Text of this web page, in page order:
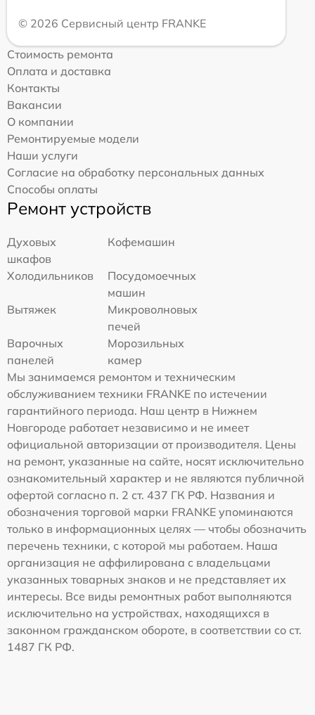
© 2026 Сервисный центр FRANKE
Стоимость ремонта
Оплата и доставка
Контакты
Вакансии
О компании
Ремонтируемые модели
Наши услуги
Согласие на обработку персональных данных
Способы оплаты
Ремонт устройств
Духовых
шкафов
Кофемашин
Холодильников
Посудомоечных
машин
Вытяжек
Микроволновых
печей
Варочных
панелей
Морозильных
камер
Мы занимаемся ремонтом и техническим
обслуживанием техники FRANKE по истечении
гарантийного периода. Наш центр в Нижнем
Новгороде работает независимо и не имеет
официальной авторизации от производителя. Цены
на ремонт, указанные на сайте, носят исключительно
ознакомительный характер и не являются публичной
офертой согласно п. 2 ст. 437 ГК РФ. Названия и
обозначения торговой марки FRANKE упоминаются
только в информационных целях — чтобы обозначить
перечень техники, с которой мы работаем. Наша
организация не аффилирована с владельцами
указанных товарных знаков и не представляет их
интересы. Все виды ремонтных работ выполняются
исключительно на устройствах, находящихся в
законном гражданском обороте, в соответствии со ст.
1487 ГК РФ.